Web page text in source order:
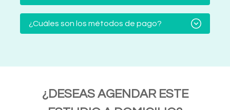
¿Cuáles son los métodos de pago?
¿DESEAS AGENDAR ESTE